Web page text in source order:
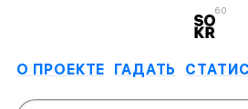
6.0
О ПРОЕКТЕ ГАДАТЬ